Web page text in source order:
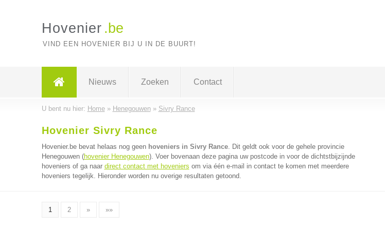
Hovenier .be
VIND EEN HOVENIER BIJ U IN DE BUURT!
Nieuws Zoeken Contact
U bent nu hier: Home» Henegouwen» Sivry Rance
Hovenier Sivry Rance
Hovenier.be bevat helaas nog geen hoveniers in Sivry Rance. Dit geldt ook voor de gehele provincie
Henegouwen (hovenier Henegouwen). Voer bovenaan deze pagina uw postcode in voor de dichtstbijzijnde
hoveniers of ga naar direct contact met hoveniers om via één e-mail in contact te komen met meerdere
hoveniers tegelijk. Hieronder worden nu overige resultaten getoond.
1 2 » »»